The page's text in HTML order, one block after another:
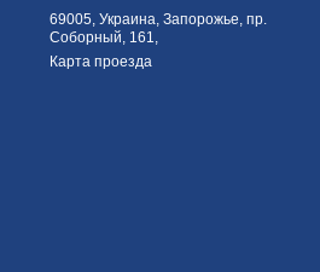
69005, Украина, Запорожье, пр.
Соборный, 161,
Карта проезда